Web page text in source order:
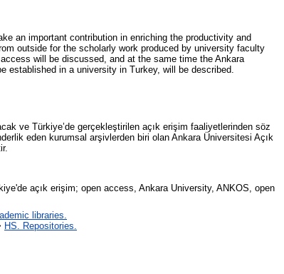
an important contribution in enriching the productivity and
outside for the scholarly work produced by university faculty
will be discussed, and at the same time the Ankara
in a university in Turkey, will be described.
ve Türkiye’de gerçekleştirilen açık erişim faaliyetlerinden söz
eden kurumsal arşivlerden biri olan Ankara Üniversitesi Açık
açık erişim; open access, Ankara University, ANKOS, open
libraries.
HS. Repositories.